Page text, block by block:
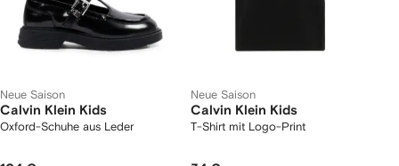
Neue Saison
Calvin Klein Kids
Oxford-Schuhe aus Leder
Neue Saison
Calvin Klein Kids
T-Shirt mit Logo-Print